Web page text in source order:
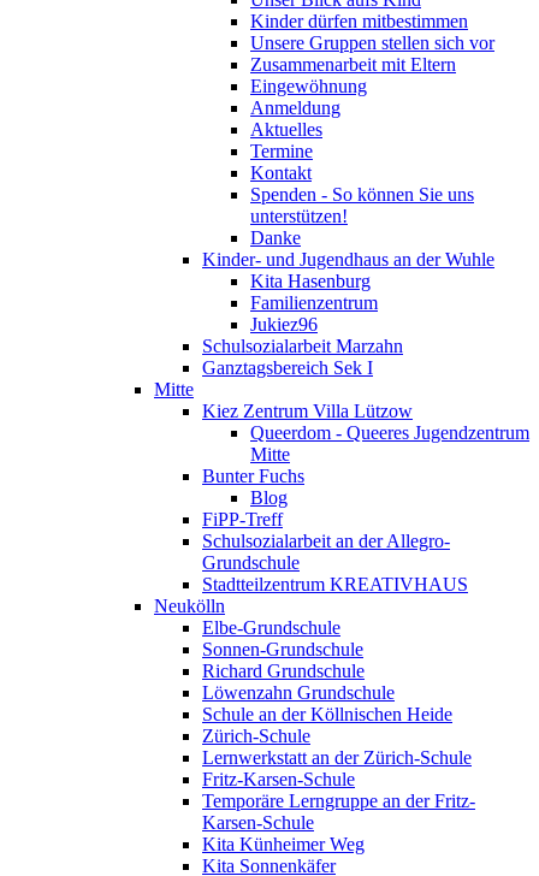
Kinder dürfen mitbestimmen
Unsere Gruppen stellen sich vor
Zusammenarbeit mit Eltern
Eingewöhnung
Anmeldung
Aktuelles
Termine
Kontakt
Spenden - So können Sie uns
unterstützen!
Danke
Kinder- und Jugendhaus an der Wuhle
Kita Hasenburg
Familienzentrum
Jukiez96
Schulsozialarbeit Marzahn
Ganztagsbereich Sek I
Mitte
Kiez Zentrum Villa Lützow
Queerdom - Queeres Jugendzentrum
Mitte
Bunter Fuchs
Blog
FiPP-Treff
Schulsozialarbeit an der Allegro-
Grundschule
Stadtteilzentrum KREATIVHAUS
Neukölln
Elbe-Grundschule
Sonnen-Grundschule
Richard Grundschule
Löwenzahn Grundschule
Schule an der Köllnischen Heide
Zürich-Schule
Lernwerkstatt an der Zürich-Schule
Fritz-Karsen-Schule
Temporäre Lerngruppe an der Fritz-
Karsen-Schule
Kita Künheimer Weg
Kita Sonnenkäfer